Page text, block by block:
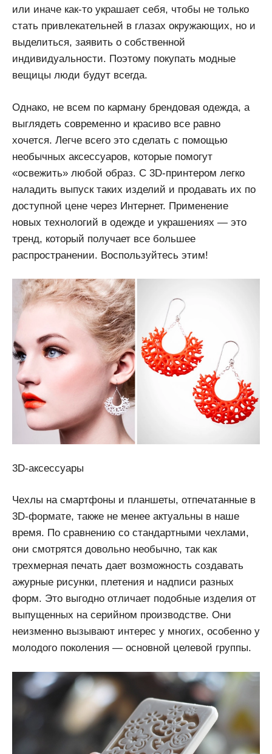
или иначе как-то украшает себя, чтобы не только
стать привлекательней в глазах окружающих, но и
выделиться, заявить о собственной
индивидуальности. Поэтому покупать модные
вещицы люди будут всегда.
Однако, не всем по карману брендовая одежда, а
выглядеть современно и красиво все равно
хочется. Легче всего это сделать с помощью
необычных аксессуаров, которые помогут
«освежить» любой образ. С 3D-принтером легко
наладить выпуск таких изделий и продавать их по
доступной цене через Интернет. Применение
новых технологий в одежде и украшениях — это
тренд, который получает все большее
распространении. Воспользуйтесь этим!
3D-аксессуары
Чехлы на смартфоны и планшеты, отпечатанные в
3D-формате, также не менее актуальны в наше
время. По сравнению со стандартными чехлами,
они смотрятся довольно необычно, так как
трехмерная печать дает возможность создавать
ажурные рисунки, плетения и надписи разных
форм. Это выгодно отличает подобные изделия от
выпущенных на серийном производстве. Они
неизменно вызывают интерес у многих, особенно у
молодого поколения — основной целевой группы.